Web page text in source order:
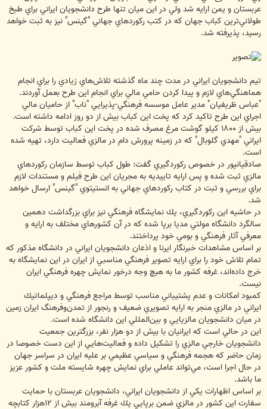
عربستان و يمن ارايه شد ولي در اين ميان تنها طرح دانشجويان ايراني براي طبخ
طولاني‌ترين كباب جهان كه در كتب ركوردهاي جهاني "گينس" نيز به ثبت خواهد
رسيد، پذيرفته شد.
تيم دانشجويان ايراني در مدت چند ماه گذشته تلاش‌هاي زيادي را براي انجام
هماهنگي‌هاي لازم و پيدا كردن حامي مالي براي انجام اين طرح بعمل آوردند.
"عباس ظريفيان" مدير عامل موسسه فرهنگي-پذيرايي "ناب" از حاميان مالي
اجراي اين طرح تاكيد كرد كه پخت اين كباب بيش از دو روز ادامه داشته است.
بيش از ‪ ۱۸۰۰‬كيلو گوشت مرغ مصرف شده در پخت اين كباب توسط شركت
ايراني "مهدي گلوبال" كه در زمينه پرورش دام در مالزي فعاليت دارد، تهيه شده
است.
صادقيانپور در خصوص ركوردگيري گفت: طول كباب توسط سازمان ركوردهاي
مالزي ثبت شده و پس ارايه تاييديه به مجريان اين طرح فيلم و مستندات لازم
براي بررسي و ثبت در كتاب ركوردهاي جهاني به انستيتوي "گينس" ارسال خواهد
شد.
در حاشيه اين ركوردگيري، يك نمايشگاه فرهنگي نيز براي بزرگداشت دهمين
سالگرد دانشگاه مولتي مديا برپا شده كه در آن كشورهاي مختلف به ارايه و
معرفي آثار فرهنگي و بومي خود پرداختند.
بر اساس مشاهدات خبرنگار ايرنا و اذعان دانشجويان ايراني در دانشگاه مذكور كه
تمام تلاش خود را براي ارايه تصوير فرهنگي مناسبي از ايران در اين نمايشگاه به
خرج داده‌اند، غرفه كشور ما به هيچ وجه درخور نمايش چهره فرهنگي ايران
نيست.
كمبود امكانات و عدم پشتيباني مناسب توسط مراجع فرهنگي و ديپلماتيك
ايراني در مالزي منجر به ارايه تصويري ضعيف و رنجور از تمدن‌وفرهنگ ايران زمين
در ميان دانشجويان مالزيايي و بين‌المللي اين دانشگاه شده است.
اين در حالي است كه ايرانيان با بيش از دو هزار نفر، بزرگترين جمعيت
دانشجويان خارجي مالزي را تشكيل داده و فعاليت‌هايي از اين دست خصوصا در
زمان حاضر كه هجمه فرهنگي و سياسي عظيمي بر عليه ايران در سراسر جهان
در حال اجرا است، مي‌تواند عاملي براي نمايش چهره شايسته ملت و كشور عزيز
ما باشد.
بر اساس اظهارات يكي از دانشجويان ايراني، دانشجويان عربستان با حمايت
سفارت اين كشور در مالزي ضمن برپايي يك غرفه آبرومند بيش از ‪۱۲‬هزار كتابچه